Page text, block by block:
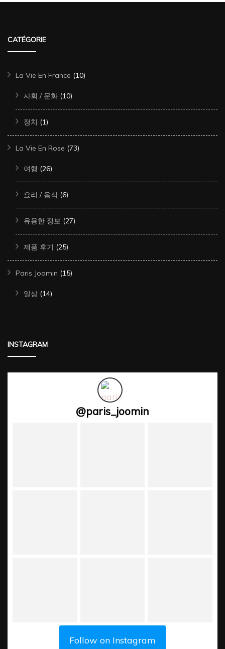
CATÉGORIE
La Vie En France (10)
사회 / 문화 (10)
정치 (1)
La Vie En Rose (73)
여행 (26)
요리 / 음식 (6)
유용한 정보 (27)
제품 후기 (25)
Paris Joomin (15)
일상 (14)
INSTAGRAM
@paris_joomin
Follow on Instagram